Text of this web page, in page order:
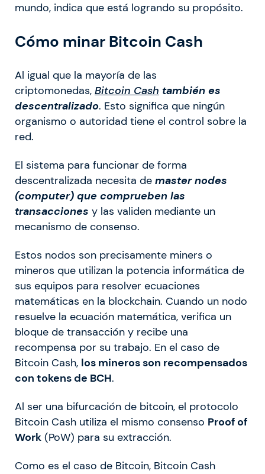
mundo, indica que está logrando su propósito.
Cómo minar Bitcoin Cash
Al igual que la mayoría de las
criptomonedas, Bitcoin Cash también es
descentralizado. Esto significa que ningún
organismo o autoridad tiene el control sobre la
red.
El sistema para funcionar de forma
descentralizada necesita de master nodes
(computer) que comprueben las
transacciones y las validen mediante un
mecanismo de consenso.
Estos nodos son precisamente miners o
mineros que utilizan la potencia informática de
sus equipos para resolver ecuaciones
matemáticas en la blockchain. Cuando un nodo
resuelve la ecuación matemática, verifica un
bloque de transacción y recibe una
recompensa por su trabajo. En el caso de
Bitcoin Cash, los mineros son recompensados
con tokens de BCH.
Al ser una bifurcación de bitcoin, el protocolo
Bitcoin Cash utiliza el mismo consenso Proof of
Work (PoW) para su extracción.
Como es el caso de Bitcoin, Bitcoin Cash